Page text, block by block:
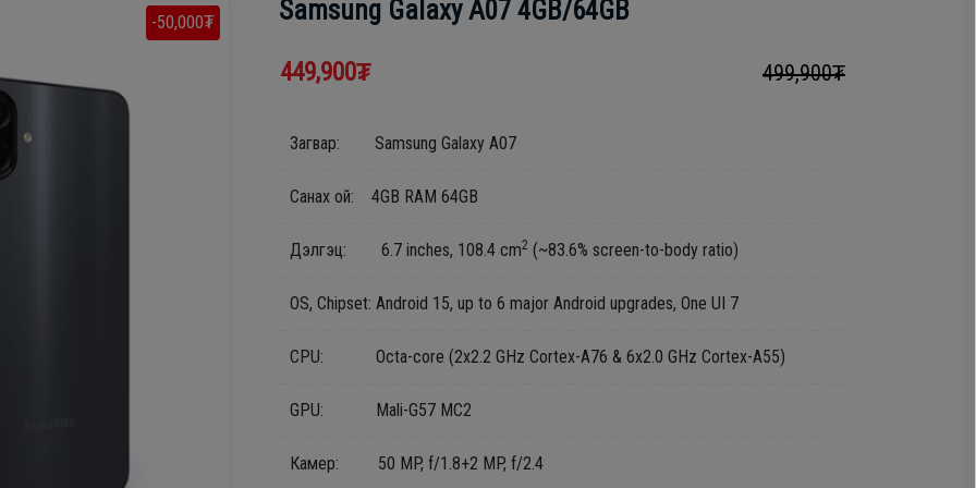
-50,000₮ Samsung Galaxy A07 4GB/64GB
449,900₮ 499,900₮
Загвар: Samsung Galaxy A07
Санах ой: 4GB RAM 64GB
Дэлгэц: 6.7 inches, 108.4 cm2 (~83.6% screen-to-body ratio)
OS, Chipset: Android 15, up to 6 major Android upgrades, One UI 7
CPU: Octa-core (2x2.2 GHz Cortex-A76 & 6x2.0 GHz Cortex-A55)
GPU: Mali-G57 MC2
Камер: 50 MP, f/1.8+2 MP, f/2.4